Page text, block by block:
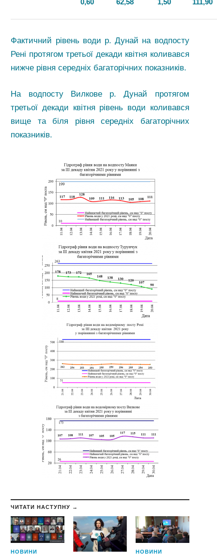
Фактичний рівень води р. Дунай на водпосту
Рені протягом третьої декади квітня коливався
нижче рівня середніх багаторічних показників.
На водпосту Вилкове р. Дунай протягом
третьої декади квітня рівень води коливався
вище та біля рівня середніх багаторічних
показників.
ЧИТАТИ НАСТУПНУ →
НОВИНИ НОВИНИ